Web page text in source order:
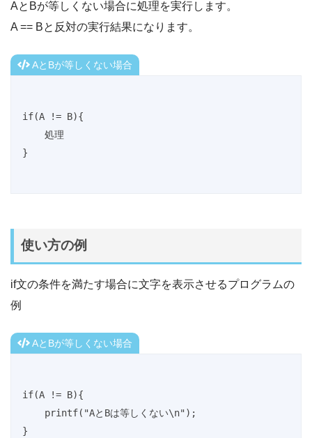
AとBが等しくない場合に処理を実行します。
A == Bと反対の実行結果になります。
AとBが等しくない場合
if(A != B){
}
使い方の例
if文の条件を満たす場合に文字を表示させるプログラムの
例
AとBが等しくない場合
if(A != B){
}